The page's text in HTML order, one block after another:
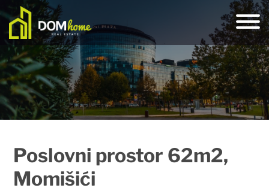
Poslovni prostor 62m2,
Momišići